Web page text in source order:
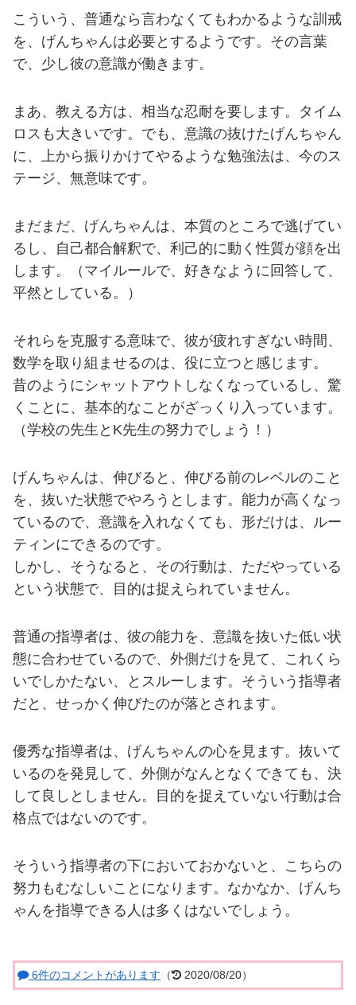
こういう、普通なら言わなくてもわかるような訓戒
を、げんちゃんは必要とするようです。その言葉
で、少し彼の意識が働きます。
まあ、教える方は、相当な忍耐を要します。タイム
ロスも大きいです。でも、意識の抜けたげんちゃん
に、上から振りかけてやるような勉強法は、今のス
テージ、無意味です。
まだまだ、げんちゃんは、本質のところで逃げてい
るし、自己都合解釈で、利己的に動く性質が顔を出
します。（マイルールで、好きなように回答して、
平然としている。）
それらを克服する意味で、彼が疲れすぎない時間、
数学を取り組ませるのは、役に立つと感じます。
昔のようにシャットアウトしなくなっているし、驚
くことに、基本的なことがざっくり入っています。
（学校の先生とK先生の努力でしょう！）
げんちゃんは、伸びると、伸びる前のレベルのこと
を、抜いた状態でやろうとします。能力が高くなっ
ているので、意識を入れなくても、形だけは、ルー
ティンにできるのです。
しかし、そうなると、その行動は、ただやっている
という状態で、目的は捉えられていません。
普通の指導者は、彼の能力を、意識を抜いた低い状
態に合わせているので、外側だけを見て、これくら
いでしかたない、とスルーします。そういう指導者
だと、せっかく伸びたのが落とされます。
優秀な指導者は、げんちゃんの心を見ます。抜いて
いるのを発見して、外側がなんとなくできても、決
して良しとしません。目的を捉えていない行動は合
格点ではないのです。
そういう指導者の下においておかないと、こちらの
努力もむなしいことになります。なかなか、げんち
ゃんを指導できる人は多くはないでしょう。
6件のコメントがあります （ 2020/08/20）